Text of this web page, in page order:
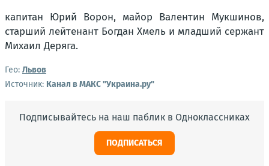
капитан Юрий Ворон, майор Валентин Мукшинов,
старший лейтенант Богдан Хмель и младший сержант
Михаил Деряга.
Гео: Львов
Источник: Канал в МАКС "Украина.ру"
Подписывайтесь на наш паблик в Одноклассниках
ПОДПИСАТЬСЯ